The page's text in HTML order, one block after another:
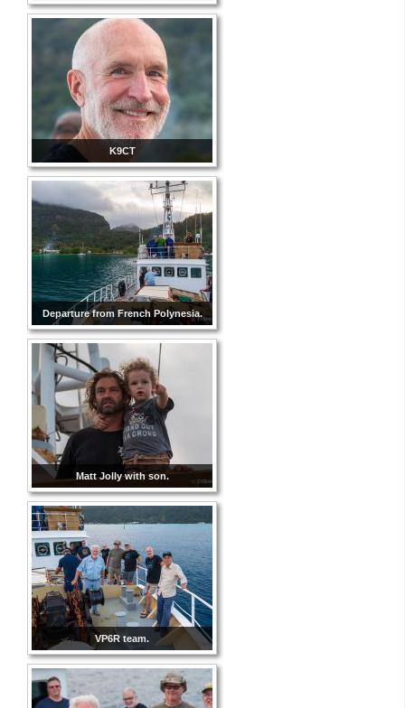
K9CT
Departure from French Polynesia.
Matt Jolly with son.
VP6R team.